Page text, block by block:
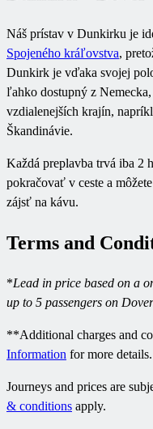
Náš prístav v Dunkirku je
Spojeného kráľovstva,
Dunkirk je vďaka svojej
ľahko dostupný z
vzdialenejších krajín,
Škandinávie.
Každá preplavba trvá iba 2
pokračovať v ceste a
zájsť na kávu.
Terms and
*Lead in price based on a
up to 5 passengers on
**Additional charges and
Information for more details.
Journeys and prices are
& conditions apply.